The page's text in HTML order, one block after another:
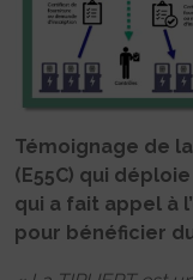
Témoignage de
(E55C) qui
qui a fait appel à
pour bénéficier